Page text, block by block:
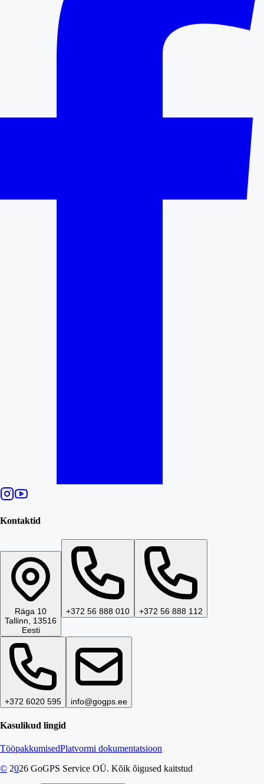
Kontaktid
Räga 10
Tallinn, 13516
Eesti
+372 56 888 010 +372 56 888 112
+372 6020 595 info@gogps.ee
Kasulikud lingid
TööpakkumisedPlatvormi dokumentatsioon
© 2026 GoGPS Service OÜ. Kõik õigused kaitstud